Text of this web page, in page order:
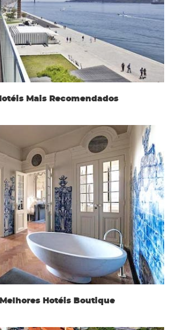
Mais Recomendados
Hotéis Boutique